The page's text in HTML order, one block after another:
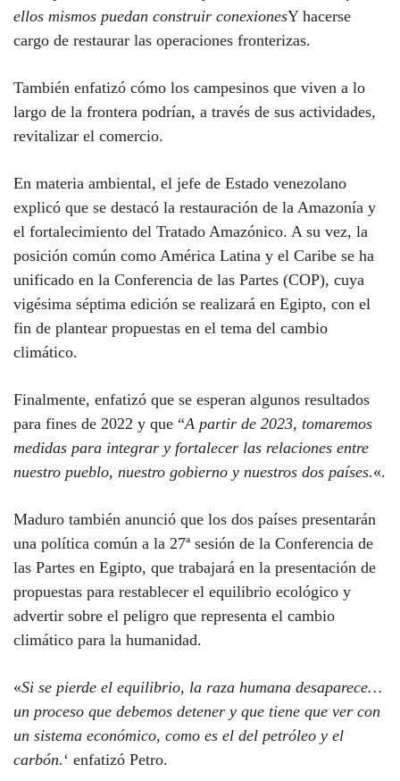
ellos mismos puedan construir conexionesY hacerse
cargo de restaurar las operaciones fronterizas.
También enfatizó cómo los campesinos que viven a lo
largo de la frontera podrían, a través de sus actividades,
revitalizar el comercio.
En materia ambiental, el jefe de Estado venezolano
explicó que se destacó la restauración de la Amazonía y
el fortalecimiento del Tratado Amazónico. A su vez, la
posición común como América Latina y el Caribe se ha
unificado en la Conferencia de las Partes (COP), cuya
vigésima séptima edición se realizará en Egipto, con el
fin de plantear propuestas en el tema del cambio
climático.
Finalmente, enfatizó que se esperan algunos resultados
para fines de 2022 y que “A partir de 2023, tomaremos
medidas para integrar y fortalecer las relaciones entre
nuestro pueblo, nuestro gobierno y nuestros dos países.«.
Maduro también anunció que los dos países presentarán
una política común a la 27ª sesión de la Conferencia de
las Partes en Egipto, que trabajará en la presentación de
propuestas para restablecer el equilibrio ecológico y
advertir sobre el peligro que representa el cambio
climático para la humanidad.
«Si se pierde el equilibrio, la raza humana desaparece…
un proceso que debemos detener y que tiene que ver con
un sistema económico, como es el del petróleo y el
carbón.‘ enfatizó Petro.